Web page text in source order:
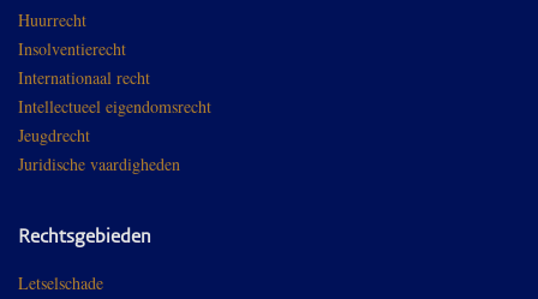
Huurrecht
Insolventierecht
Internationaal recht
Intellectueel eigendomsrecht
Jeugdrecht
Juridische vaardigheden
Rechtsgebieden
Letselschade